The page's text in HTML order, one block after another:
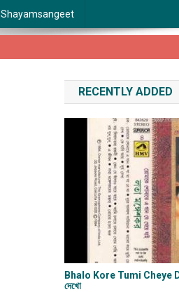
Shayamsangeet
RECENTLY ADDED
Bhalo Kore Tumi Cheye
দেখো